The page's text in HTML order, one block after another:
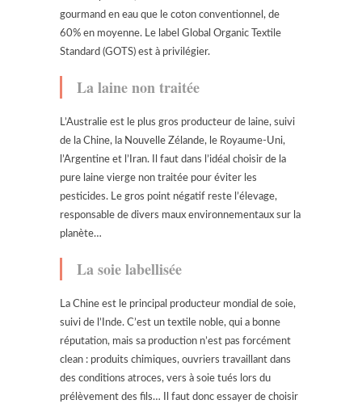
gourmand en eau que le coton conventionnel, de
60% en moyenne. Le label Global Organic Textile
Standard (GOTS) est à privilégier.
La laine non traitée
L’Australie est le plus gros producteur de laine, suivi
de la Chine, la Nouvelle Zélande, le Royaume-Uni,
l’Argentine et l’Iran. Il faut dans l’idéal choisir de la
pure laine vierge non traitée pour éviter les
pesticides. Le gros point négatif reste l’élevage,
responsable de divers maux environnementaux sur la
planète…
La soie labellisée
La Chine est le principal producteur mondial de soie,
suivi de l’Inde. C’est un textile noble, qui a bonne
réputation, mais sa production n’est pas forcément
clean : produits chimiques, ouvriers travaillant dans
des conditions atroces, vers à soie tués lors du
prélèvement des fils… Il faut donc essayer de choisir